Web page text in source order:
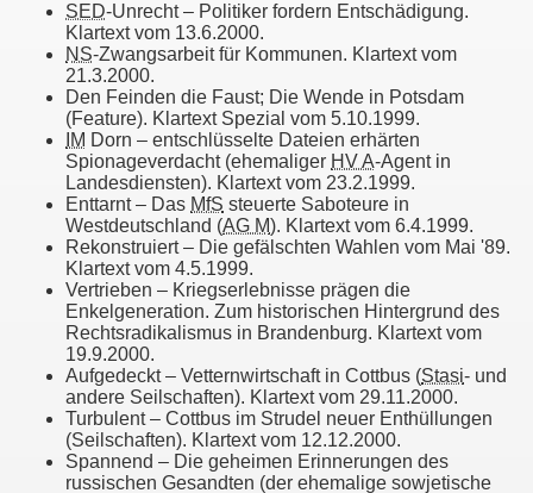
SED-Unrecht – Politiker fordern Entschädigung.
Klartext vom 13.6.2000.
NS-Zwangsarbeit für Kommunen. Klartext vom
21.3.2000.
Den Feinden die Faust; Die Wende in Potsdam
(Feature). Klartext Spezial vom 5.10.1999.
IM Dorn – entschlüsselte Dateien erhärten
Spionageverdacht (ehemaliger HV A-Agent in
Landesdiensten). Klartext vom 23.2.1999.
Enttarnt – Das MfS steuerte Saboteure in
Westdeutschland (AG M). Klartext vom 6.4.1999.
Rekonstruiert – Die gefälschten Wahlen vom Mai '89.
Klartext vom 4.5.1999.
Vertrieben – Kriegserlebnisse prägen die
Enkelgeneration. Zum historischen Hintergrund des
Rechtsradikalismus in Brandenburg. Klartext vom
19.9.2000.
Aufgedeckt – Vetternwirtschaft in Cottbus (Stasi- und
andere Seilschaften). Klartext vom 29.11.2000.
Turbulent – Cottbus im Strudel neuer Enthüllungen
(Seilschaften). Klartext vom 12.12.2000.
Spannend – Die geheimen Erinnerungen des
russischen Gesandten (der ehemalige sowjetische